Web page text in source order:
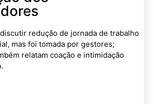
redução de jornada de trabalho
mas foi tomada por gestores;
relatam coação e intimidação